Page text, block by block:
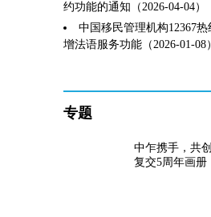
约功能的通知（2026-04-04）
中国移民管理机构12367
增法语服务功能（2026-01-08）
专题
中乍携手，共
复交5周年画册